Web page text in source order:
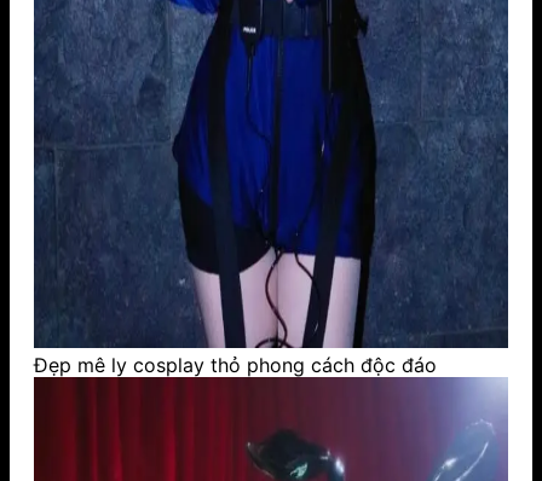
Đẹp mê ly cosplay thỏ phong cách độc đáo